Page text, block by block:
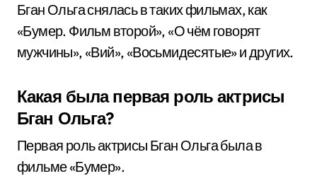
Бган Ольга снялась в таких фильмах, как
«Бумер. Фильм второй», «О чём говорят
мужчины», «Вий», «Восьмидесятые» и других.
Какая была первая роль актрисы
Бган Ольга?
Первая роль актрисы Бган Ольга была в
фильме «Бумер».